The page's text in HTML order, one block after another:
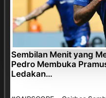
Sembilan Menit yang
Pedro Membuka
Ledakan…